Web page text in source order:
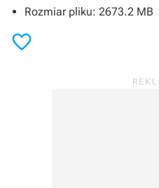
Rozmiar pliku: 2673.2 MB
